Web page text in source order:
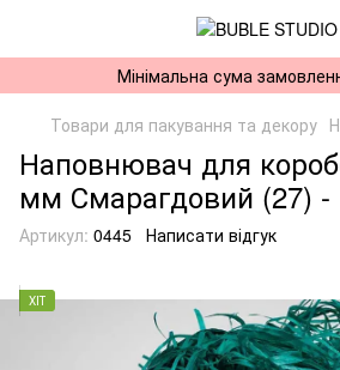
Мінімальна сума
Товари для пакування та декору
Наповнювач для
мм Смарагдовий (27) -
Артикул: 0445 Написати відгук
ХІТ